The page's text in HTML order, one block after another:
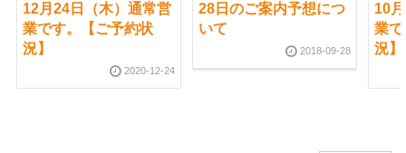
12月24日（木）通常営
業です。【ご予約状
況】
2020-12-24
28日のご案内予想につ
いて
2018-09-28
10
業
況】